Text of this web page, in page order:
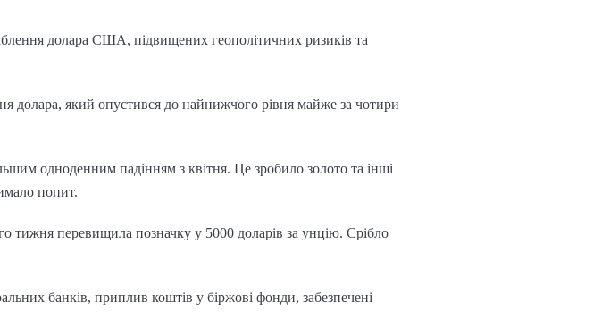
долара США, підвищених геополітичних ризиків та
який опустився до найнижчого рівня майже за чотири
одноденним падінням з квітня. Це зробило золото та інші
попит.
тижня перевищила позначку у 5000 доларів за унцію. Срібло
банків, приплив коштів у біржові фонди, забезпечені